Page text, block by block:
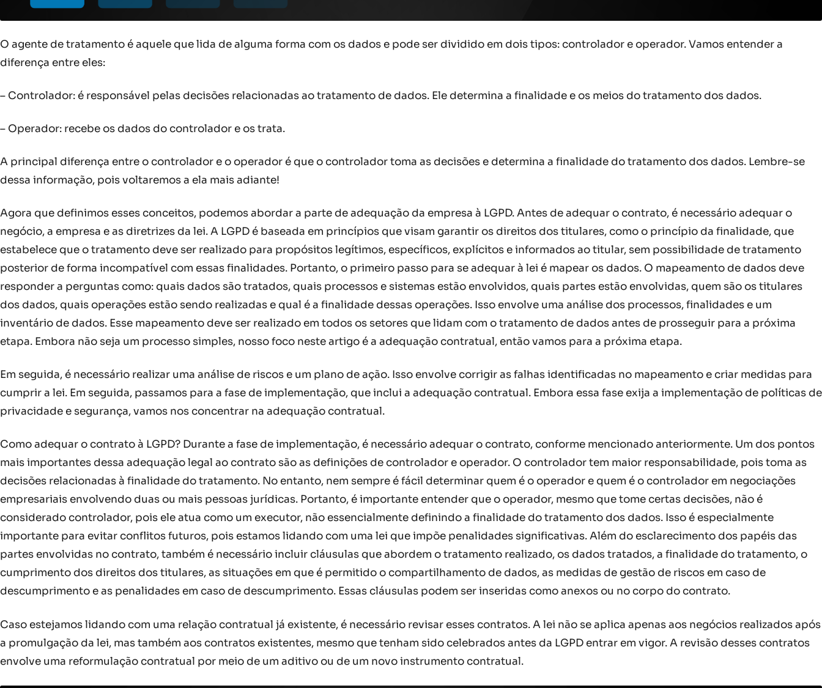
O agente de tratamento é aquele que lida de alguma forma com os dados e pode ser dividido em dois tipos: controlador e operador. Vamos entender a
diferença entre eles:
– Controlador: é responsável pelas decisões relacionadas ao tratamento de dados. Ele determina a finalidade e os meios do tratamento dos dados.
– Operador: recebe os dados do controlador e os trata.
A principal diferença entre o controlador e o operador é que o controlador toma as decisões e determina a finalidade do tratamento dos dados. Lembre-se
dessa informação, pois voltaremos a ela mais adiante!
Agora que definimos esses conceitos, podemos abordar a parte de adequação da empresa à LGPD. Antes de adequar o contrato, é necessário adequar o
negócio, a empresa e as diretrizes da lei. A LGPD é baseada em princípios que visam garantir os direitos dos titulares, como o princípio da finalidade, que
estabelece que o tratamento deve ser realizado para propósitos legítimos, específicos, explícitos e informados ao titular, sem possibilidade de tratamento
posterior de forma incompatível com essas finalidades. Portanto, o primeiro passo para se adequar à lei é mapear os dados. O mapeamento de dados deve
responder a perguntas como: quais dados são tratados, quais processos e sistemas estão envolvidos, quais partes estão envolvidas, quem são os titulares
dos dados, quais operações estão sendo realizadas e qual é a finalidade dessas operações. Isso envolve uma análise dos processos, finalidades e um
inventário de dados. Esse mapeamento deve ser realizado em todos os setores que lidam com o tratamento de dados antes de prosseguir para a próxima
etapa. Embora não seja um processo simples, nosso foco neste artigo é a adequação contratual, então vamos para a próxima etapa.
Em seguida, é necessário realizar uma análise de riscos e um plano de ação. Isso envolve corrigir as falhas identificadas no mapeamento e criar medidas para
cumprir a lei. Em seguida, passamos para a fase de implementação, que inclui a adequação contratual. Embora essa fase exija a implementação de políticas de
privacidade e segurança, vamos nos concentrar na adequação contratual.
Como adequar o contrato à LGPD? Durante a fase de implementação, é necessário adequar o contrato, conforme mencionado anteriormente. Um dos pontos
mais importantes dessa adequação legal ao contrato são as definições de controlador e operador. O controlador tem maior responsabilidade, pois toma as
decisões relacionadas à finalidade do tratamento. No entanto, nem sempre é fácil determinar quem é o operador e quem é o controlador em negociações
empresariais envolvendo duas ou mais pessoas jurídicas. Portanto, é importante entender que o operador, mesmo que tome certas decisões, não é
considerado controlador, pois ele atua como um executor, não essencialmente definindo a finalidade do tratamento dos dados. Isso é especialmente
importante para evitar conflitos futuros, pois estamos lidando com uma lei que impõe penalidades significativas. Além do esclarecimento dos papéis das
partes envolvidas no contrato, também é necessário incluir cláusulas que abordem o tratamento realizado, os dados tratados, a finalidade do tratamento, o
cumprimento dos direitos dos titulares, as situações em que é permitido o compartilhamento de dados, as medidas de gestão de riscos em caso de
descumprimento e as penalidades em caso de descumprimento. Essas cláusulas podem ser inseridas como anexos ou no corpo do contrato.
Caso estejamos lidando com uma relação contratual já existente, é necessário revisar esses contratos. A lei não se aplica apenas aos negócios realizados após
a promulgação da lei, mas também aos contratos existentes, mesmo que tenham sido celebrados antes da LGPD entrar em vigor. A revisão desses contratos
envolve uma reformulação contratual por meio de um aditivo ou de um novo instrumento contratual.